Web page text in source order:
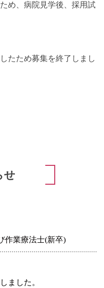
め、病院見学後、採用試
たため募集を終了しまし
せ
作業療法士(新卒)
ました。